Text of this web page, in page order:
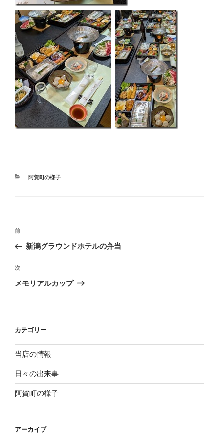
カ
阿賀町の様子
投
ビ
ゲ
ン
過
去
投
稿
前
新潟グラウンドホテルの弁当
次
の
次
メモリアルカップ
カテゴリー
当店の情報
日々の出来事
阿賀町の様子
アーカイブ